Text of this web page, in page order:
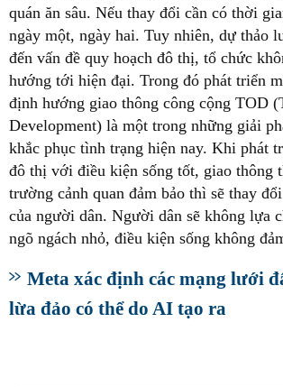
quán ăn sâu. Nếu thay đổi cần có thời
ngày một, ngày hai. Tuy nhiên, dự thảo
đến vấn đề quy hoạch đô thị, tổ chức
hướng tới hiện đại. Trong đó phát triển
định hướng giao thông công cộng TOD
Development) là một trong những giải
khắc phục tình trạng hiện nay. Khi phát
đô thị với điều kiện sống tốt, giao thông
trường cảnh quan đảm bảo thì sẽ thay
của người dân. Người dân sẽ không lựa
ngõ ngách nhỏ, điều kiện sống không
Meta xác định các mạng lưới
lừa đảo có thể do AI tạo ra